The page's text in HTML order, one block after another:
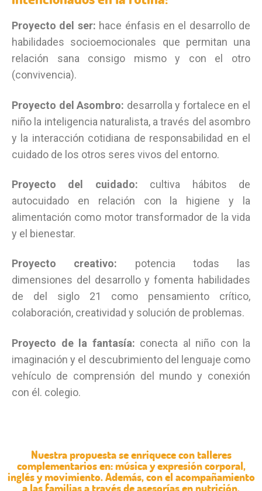
Proyecto del ser: hace énfasis en el desarrollo de
habilidades socioemocionales que permitan una
relación sana consigo mismo y con el otro
(convivencia).
Proyecto del Asombro: desarrolla y fortalece en el
niño la inteligencia naturalista, a través del asombro
y la interacción cotidiana de responsabilidad en el
cuidado de los otros seres vivos del entorno.
Proyecto del cuidado: cultiva hábitos de
autocuidado en relación con la higiene y la
alimentación como motor transformador de la vida
y el bienestar.
Proyecto creativo: potencia todas las
dimensiones del desarrollo y fomenta habilidades
de del siglo 21 como pensamiento crítico,
colaboración, creatividad y solución de problemas.
Proyecto de la fantasía: conecta al niño con la
imaginación y el descubrimiento del lenguaje como
vehículo de comprensión del mundo y conexión
con él. colegio.
Nuestra propuesta se enriquece con talleres
complementarios en: música y expresión corporal,
inglés y movimiento. Además, con el acompañamiento
a las familias a través de asesorías en nutrición,